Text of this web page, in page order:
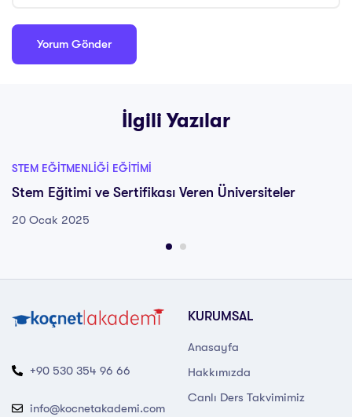
İlgili Yazılar
STEM EĞITMENLIĞI EĞITIMI
Stem Eğitimi ve Sertifikası Veren Üniversiteler
20 Ocak 2025
+90 530 354 96 66
info@kocnetakademi.com
KURUMSAL
Anasayfa
Hakkımızda
Canlı Ders Takvimimiz